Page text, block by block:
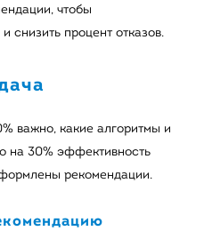
чтобы
снизить процент отказов.
важно, какие алгоритмы и
на 30% эффективность
рекомендации.